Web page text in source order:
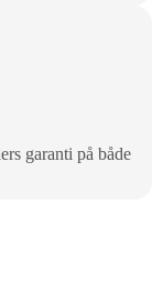
garanti på både